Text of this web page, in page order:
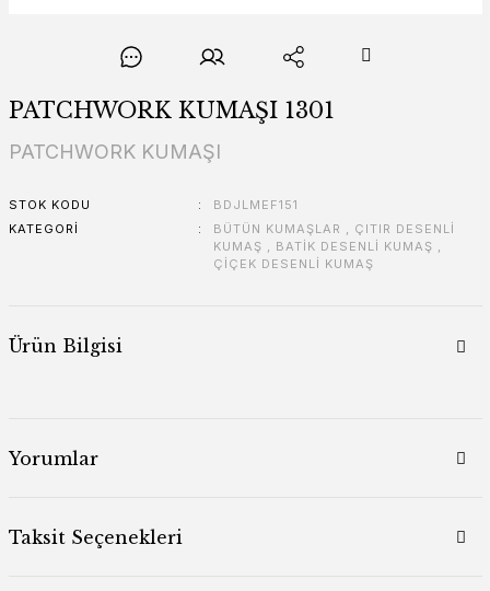
PATCHWORK KUMAŞI 1301
PATCHWORK KUMAŞI
STOK KODU
BDJLMEF151
KATEGORI
BÜTÜN KUMAŞLAR , ÇITIR DESENLİ
KUMAŞ , BATİK DESENLİ KUMAŞ ,
ÇİÇEK DESENLİ KUMAŞ
Ürün Bilgisi
Yorumlar
Taksit Seçenekleri